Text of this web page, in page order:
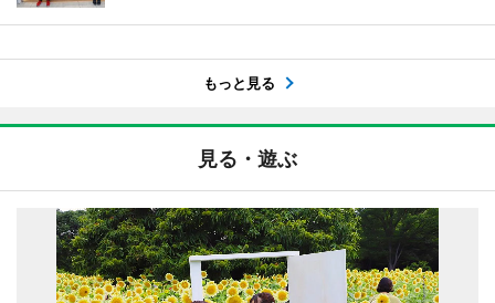
もっと見る
見る・遊ぶ